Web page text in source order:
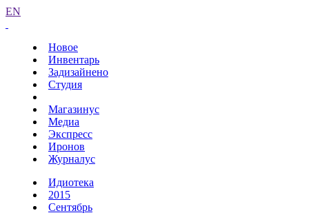
EN
Новое
Инвентарь
Задизайнено
Студия
Магазинус
Медиа
Экспресс
Иронов
Журналус
Идиотека
2015
Сентябрь